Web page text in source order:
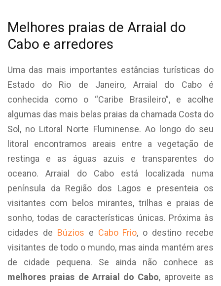
Melhores praias de Arraial do
Cabo e arredores
Uma das mais importantes estâncias turísticas do
Estado do Rio de Janeiro, Arraial do Cabo é
conhecida como o “Caribe Brasileiro”, e acolhe
algumas das mais belas praias da chamada Costa do
Sol, no Litoral Norte Fluminense. Ao longo do seu
litoral encontramos areais entre a vegetação de
restinga e as águas azuis e transparentes do
oceano. Arraial do Cabo está localizada numa
península da Região dos Lagos e presenteia os
visitantes com belos mirantes, trilhas e praias de
sonho, todas de características únicas. Próxima às
cidades de Búzios e Cabo Frio, o destino recebe
visitantes de todo o mundo, mas ainda mantém ares
de cidade pequena. Se ainda não conhece as
melhores praias de Arraial do Cabo, aproveite as